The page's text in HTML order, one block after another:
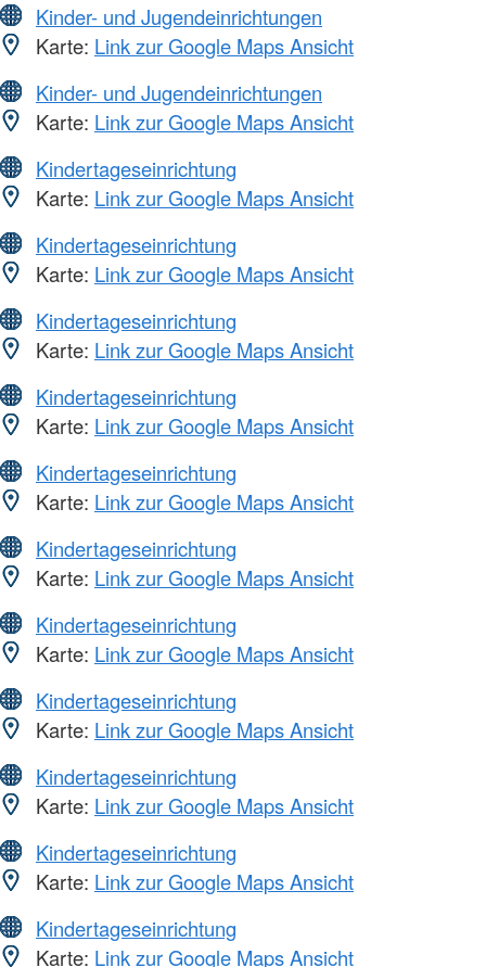
Kinder- und Jugendeinrichtungen
Karte: Link zur Google Maps Ansicht
Kinder- und Jugendeinrichtungen
Karte: Link zur Google Maps Ansicht
Kindertageseinrichtung
Karte: Link zur Google Maps Ansicht
Kindertageseinrichtung
Karte: Link zur Google Maps Ansicht
Kindertageseinrichtung
Karte: Link zur Google Maps Ansicht
Kindertageseinrichtung
Karte: Link zur Google Maps Ansicht
Kindertageseinrichtung
Karte: Link zur Google Maps Ansicht
Kindertageseinrichtung
Karte: Link zur Google Maps Ansicht
Kindertageseinrichtung
Karte: Link zur Google Maps Ansicht
Kindertageseinrichtung
Karte: Link zur Google Maps Ansicht
Kindertageseinrichtung
Karte: Link zur Google Maps Ansicht
Kindertageseinrichtung
Karte: Link zur Google Maps Ansicht
Kindertageseinrichtung
Karte: Link zur Google Maps Ansicht